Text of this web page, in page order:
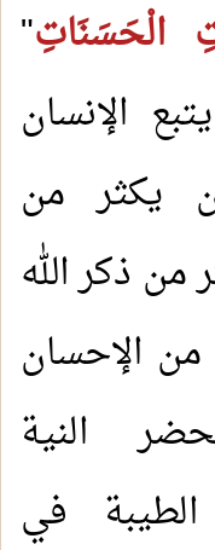
الْحَسَنَاتِ"
الإنسان
يكثر من
من ذكر الله
من الإحسان
النية
الطيبة في